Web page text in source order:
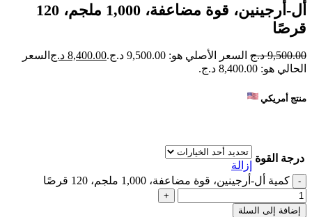
أل-أرجينين، قوة مضاعفة، 1,000 ملجم، 120
قرصًا
9,500.00 د.ج السعر الأصلي هو: 9,500.00 د.ج. 8,400.00 د.ج السعر
الحالي هو: 8,400.00 د.ج.
منتج أمريكي
درجة القوة
إزالة
كمية أل-أرجينين، قوة مضاعفة، 1,000 ملجم، 120 قرصًا
إضافة إلى السلة